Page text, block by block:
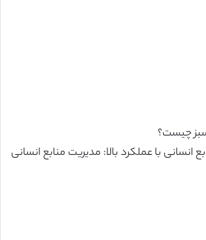
چیست؟
با عملکرد بالا: مدیریت منابع انسانی